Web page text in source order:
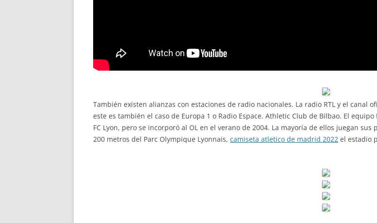
También existen alianzas con estaciones de radio nacionales. La radio RTL y el canal
este es también el caso de Europa 1 o Radio Espace. Athletic Club de Bilbao. El
FC Lyon, pero se incorporó al OL en el verano de 2004. La mayoría de ellos juegan
200 metros del Parc Olympique Lyonnais, camiseta atletico de madrid 2022 el estadio